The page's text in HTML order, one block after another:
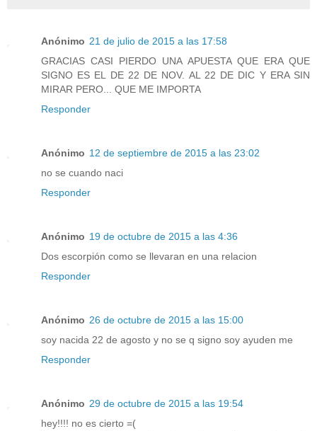
Anónimo 21 de julio de 2015 a las 17:58
GRACIAS CASI PIERDO UNA APUESTA QUE ERA QUE
SIGNO ES EL DE 22 DE NOV. AL 22 DE DIC Y ERA SIN
MIRAR PERO... QUE ME IMPORTA
Responder
Anónimo 12 de septiembre de 2015 a las 23:02
no se cuando naci
Responder
Anónimo 19 de octubre de 2015 a las 4:36
Dos escorpión como se llevaran en una relacion
Responder
Anónimo 26 de octubre de 2015 a las 15:00
soy nacida 22 de agosto y no se q signo soy ayuden me
Responder
Anónimo 29 de octubre de 2015 a las 19:54
hey!!!! no es cierto =(